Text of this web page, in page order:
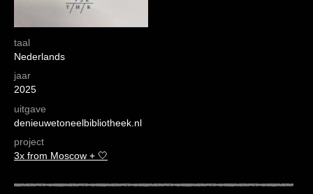
taal
Nederlands
jaar
2025
uitgave
denieuwetoneelbibliotheek.nl
project
3x from Moscow + 🤍